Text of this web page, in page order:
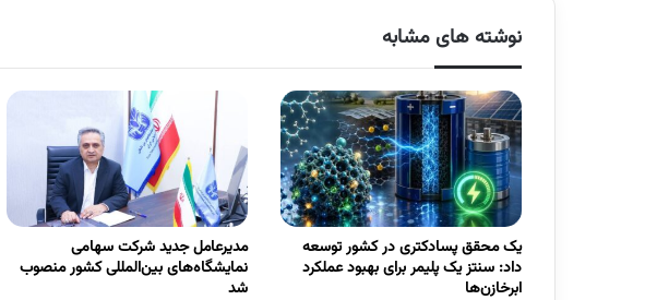
نوشته های مشابه
یک محقق پسادکتری در کشور توسعه
داد: سنتز یک پلیمر برای بهبود عملکرد
ابرخازن‌ها
مدیرعامل جدید شرکت سهامی
نمایشگاه‌های بین‌المللی کشور منصوب
شد